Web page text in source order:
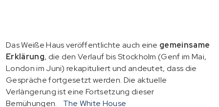
Das Weiße Haus veröffentlichte auch eine gemeinsame
Erklärung, die den Verlauf bis Stockholm (Genf im Mai,
London im Juni) rekapituliert und andeutet, dass die
Gespräche fortgesetzt werden. Die aktuelle
Verlängerung ist eine Fortsetzung dieser
Bemühungen.
The White House